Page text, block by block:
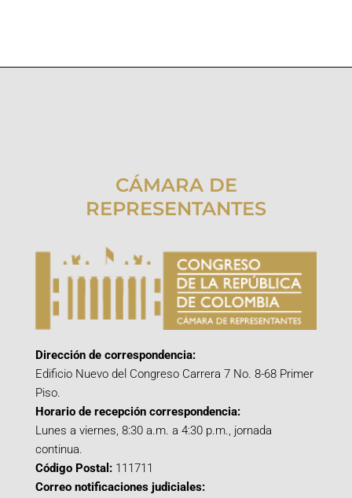
CÁMARA DE
REPRESENTANTES
Dirección de correspondencia:
Edificio Nuevo del Congreso Carrera 7 No. 8-68 Primer
Piso.
Horario de recepción correspondencia:
Lunes a viernes, 8:30 a.m. a 4:30 p.m., jornada
continua.
Código Postal: 111711
Correo notificaciones judiciales: